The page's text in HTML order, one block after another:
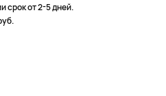
срок от 2-5 дней.